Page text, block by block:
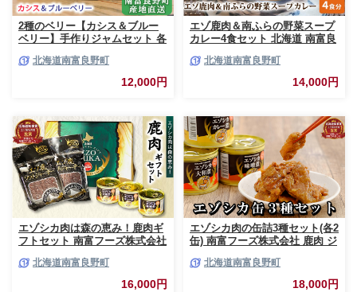
2種のベリー【カシス＆ブルー
ベリー】手作りジャムセット 各
ベリー カシス ブルーベリー ソ
ース 果実 てんさい糖 無農薬 甘
北海道南富良野町
12,000円
エゾ鹿肉＆南ふらの野菜スープ
カレー4食セット 北海道 南富良
スープカレー セット 詰合せ 加
北海道南富良野町
14,000円
エゾシカ肉は森の恵み！鹿肉ギ
フトセット 南富フーズ株式会社
北海道 南富良野町 エゾシカ 缶
詰 セット 詰合せ 贈り物 ギフト
北海道南富良野町
16,000円
エゾシカ肉の缶詰3種セット(各2
缶) 南富フーズ株式会社 鹿肉 ジ
南富良野町 エゾシカ 缶詰 セッ
ト 詰合せ 肉の加工品 おかず お
北海道南富良野町
18,000円